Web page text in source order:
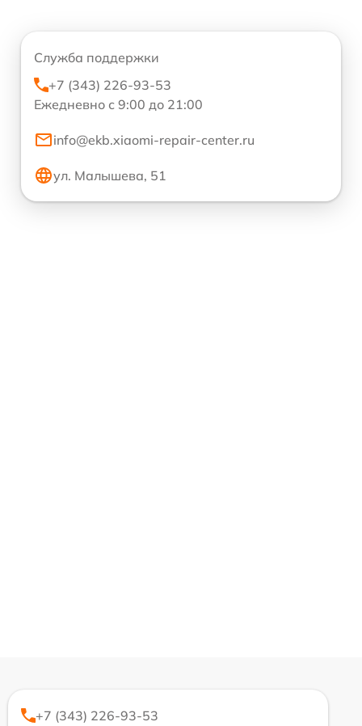
Служба поддержки
+7 (343) 226-93-53
Ежедневно с 9:00 до 21:00
info@ekb.xiaomi-repair-center.ru
ул. Малышева, 51
+7 (343) 226-93-53